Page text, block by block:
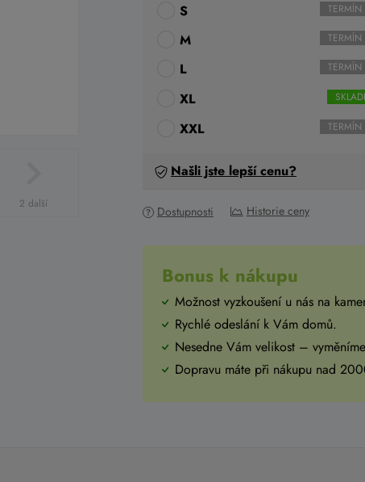
2 další
S
M
L
XL
XXL
Našli jste lepší cenu?
Dostupnosti Historie ceny
Bonus k nákupu
Možnost vyzkoušení u nás na
Rychlé odeslání k Vám domů.
Nesedne Vám velikost –
Dopravu máte při nákupu nad